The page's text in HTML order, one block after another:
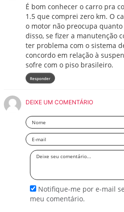
É bom conhecer o carro pra
1.5 que comprei zero km. O
o motor não preocupa
disso, se fizer a manutenção
ter problema com o sistema
concordo em relação à
sofre com o piso brasileiro.
Responder
DEIXE UM COMENTÁRIO
Nome
Email
Deixe
Notifique-me por e-mail
meu comentário.